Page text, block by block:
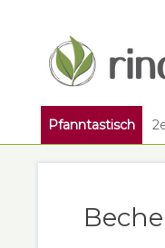
Pfanntastisch